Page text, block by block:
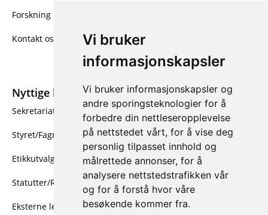
Vi bruker
informasjonskapsler
Vi bruker informasjonskapsler og
andre sporingsteknologier for å
forbedre din nettleseropplevelse
på nettstedet vårt, for å vise deg
personlig tilpasset innhold og
målrettede annonser, for å
analysere nettstedstrafikken vår
og for å forstå hvor våre
besøkende kommer fra.
Forskning
Kontakt oss
Nyttige linker
Sekretariatet
Styret/Fagrådet
Etikkutvalget
Statutter/Retningslinjer
Eksterne lenker